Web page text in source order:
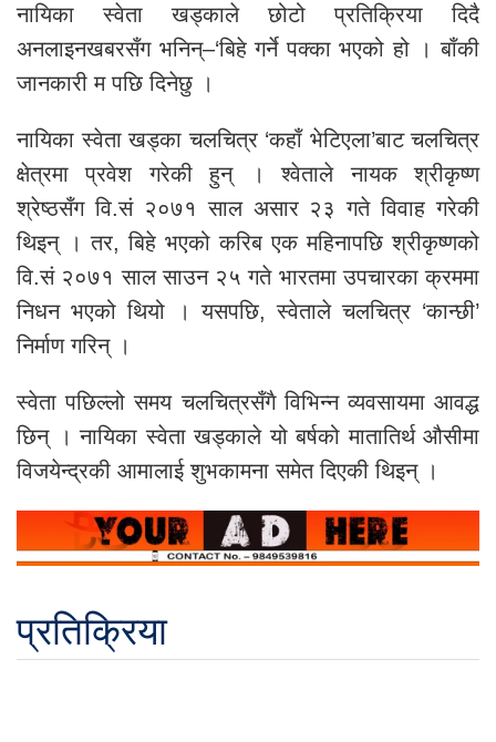
नायिका स्वेता खड्काले छोटो प्रतिक्रिया दिदै
अनलाइनखबरसँग भनिन्–‘बिहे गर्ने पक्का भएको हो । बाँकी
जानकारी म पछि दिनेछु ।
नायिका स्वेता खड्का चलचित्र ‘कहाँ भेटिएला’बाट चलचित्र
क्षेत्रमा प्रवेश गरेकी हुन् । श्वेताले नायक श्रीकृष्ण
श्रेष्ठसँग वि.सं २०७१ साल असार २३ गते विवाह गरेकी
थिइन् । तर, बिहे भएको करिब एक महिनापछि श्रीकृष्णको
वि.सं २०७१ साल साउन २५ गते भारतमा उपचारका क्रममा
निधन भएको थियो । यसपछि, स्वेताले चलचित्र ‘कान्छी’
निर्माण गरिन् ।
स्वेता पछिल्लो समय चलचित्रसँगै विभिन्न व्यवसायमा आवद्ध
छिन् । नायिका स्वेता खड्काले यो बर्षको मातातिर्थ औसीमा
विजयेन्द्रकी आमालाई शुभकामना समेत दिएकी थिइन् ।
प्रतिक्रिया